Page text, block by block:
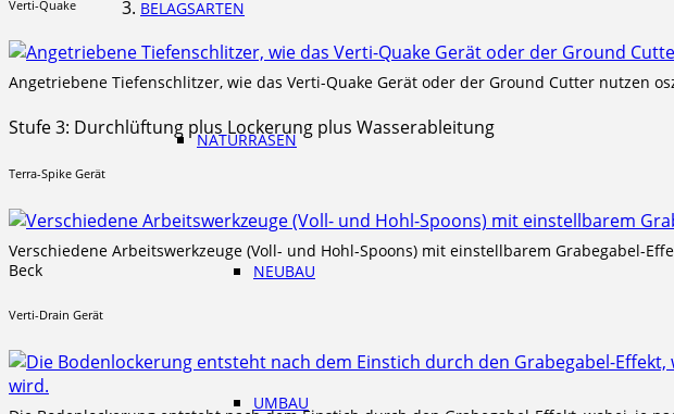
BELAGSARTEN
NATURRASEN
NEUBAU
UMBAU
Verti-Quake
Angetriebene Tiefenschlitzer, wie das Verti-Quake Gerät oder der Ground Cutter nutzen
Stufe 3: Durchlüftung plus Lockerung plus Wasserableitung
Terra-Spike Gerät
Verschiedene Arbeitswerkzeuge (Voll- und Hohl-Spoons) mit einstellbarem Grabegabel-
Beck
Verti-Drain Gerät